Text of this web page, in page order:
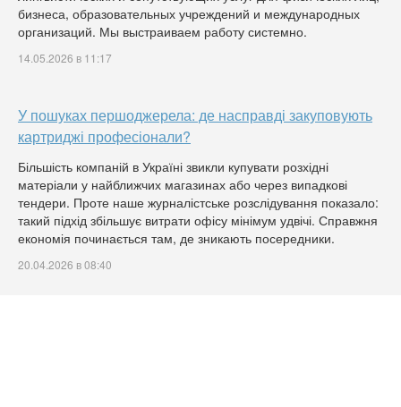
бизнеса, образовательных учреждений и международных
организаций. Мы выстраиваем работу системно.
14.05.2026 в 11:17
У пошуках першоджерела: де насправді закуповують
картриджі професіонали?
Більшість компаній в Україні звикли купувати розхідні
матеріали у найближчих магазинах або через випадкові
тендери. Проте наше журналістське розслідування показало:
такий підхід збільшує витрати офісу мінімум удвічі. Справжня
економія починається там, де зникають посередники.
20.04.2026 в 08:40